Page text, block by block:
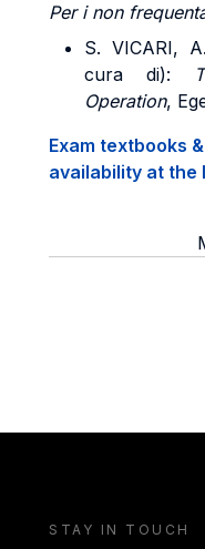
Per i non
S. VICARI,
cura di):
Operation,
Exam textbooks
availability at the
STAY IN TOUCH